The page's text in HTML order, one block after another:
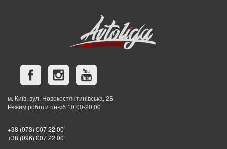
м. Київ, вул. Новокостянтинівська, 2Б
Режим роботи пн-сб 10:00-20:00
+38 (073) 007 22 00
+38 (096) 007 22 00